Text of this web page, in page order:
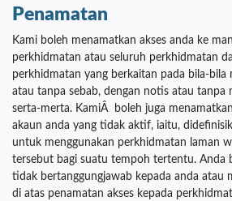
Penamatan
Kami boleh menamatkan akses anda ke
perkhidmatan atau seluruh perkhidmatan
perkhidmatan yang berkaitan pada bila-bila
atau tanpa sebab, dengan notis atau tanpa
serta-merta. KamiÂ boleh juga
akaun anda yang tidak aktif, iaitu,
untuk menggunakan perkhidmatan laman
tersebut bagi suatu tempoh tertentu. Anda
tidak bertanggungjawab kepada anda atau
di atas penamatan akses kepada